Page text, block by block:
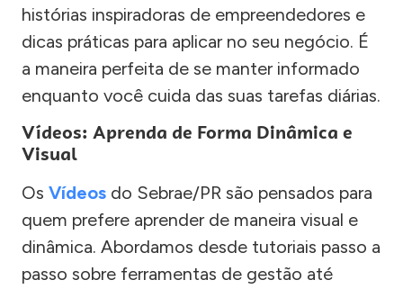
histórias inspiradoras de empreendedores e
dicas práticas para aplicar no seu negócio. É
a maneira perfeita de se manter informado
enquanto você cuida das suas tarefas diárias.
Vídeos: Aprenda de Forma Dinâmica e
Visual
Os Vídeos do Sebrae/PR são pensados para
quem prefere aprender de maneira visual e
dinâmica. Abordamos desde tutoriais passo a
passo sobre ferramentas de gestão até